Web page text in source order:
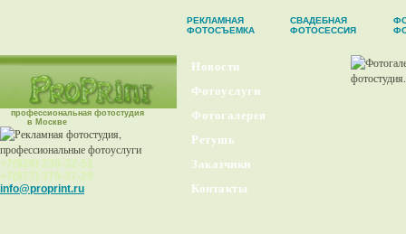
РЕКЛАМНАЯ
ФОТОСЪЕМКА
СВАДЕБНАЯ
ФОТОСЕССИЯ
профессиональная фотостудия
в Москве
+7(926) 230-32-51
+7(977) 379-37-29
info@proprint.ru
Новости
Фотоуслуги
Фотогалерея
Ретушь
Заказчики
Контакты